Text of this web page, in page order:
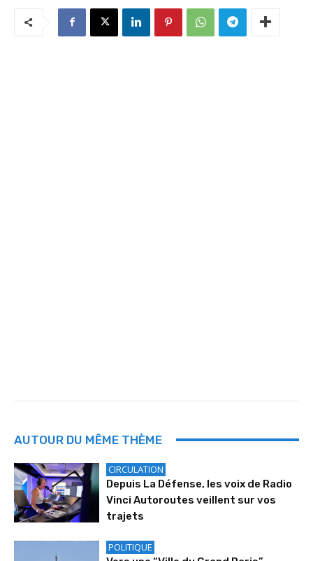
AUTOUR DU MÊME THÈME
CIRCULATION
Depuis La Défense, les voix de Radio
Vinci Autoroutes veillent sur vos
trajets
POLITIQUE